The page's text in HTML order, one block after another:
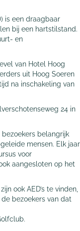
is een draagbaar
bij een hartstilstand.
en
van Hotel Hoog
uit Hoog Soeren
na inschakeling van
24 in
belangrijk
mensen. Elk jaar
voor
aangesloten op het
ook AED’s te vinden,
bezoekers van dat